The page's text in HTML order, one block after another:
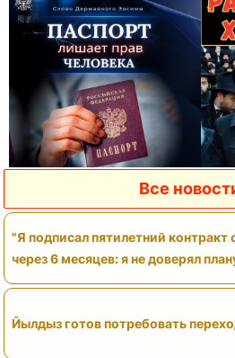
Все
"Я подписал пятилетний
через 6 месяцев: я не доверял
Йылдыз готов потребовать